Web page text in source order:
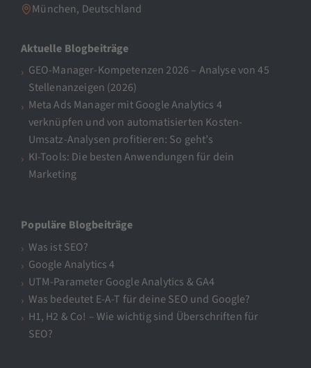
München, Deutschland
Aktuelle Blogbeiträge
GEO-Manager-Kompetenzen 2026 – Analyse von 45
Stellenanzeigen (2026)
Meta Ads Manager mit Google Analytics 4
verknüpfen und von automatisierten Kosten-
Umsatz-Analysen profitieren: So geht’s
KI-Tools: Die besten Anwendungen für dein
Marketing
Populäre Blogbeiträge
Was ist SEO?
Google Analytics 4
UTM-Parameter Google Analytics & GA4
Was bedeutet E-A-T für deine SEO und Google?
H1, H2 & Co! – Wie wichtig sind Überschriften für
SEO?